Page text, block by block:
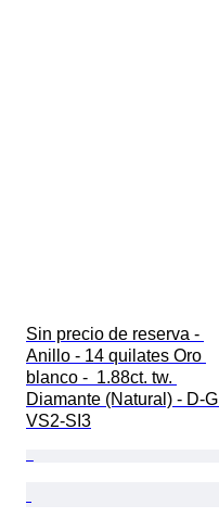
Sin precio de reserva -
Anillo - 14 quilates Oro
blanco -  1.88ct. tw.
Diamante (Natural) - D-G
VS2-SI3